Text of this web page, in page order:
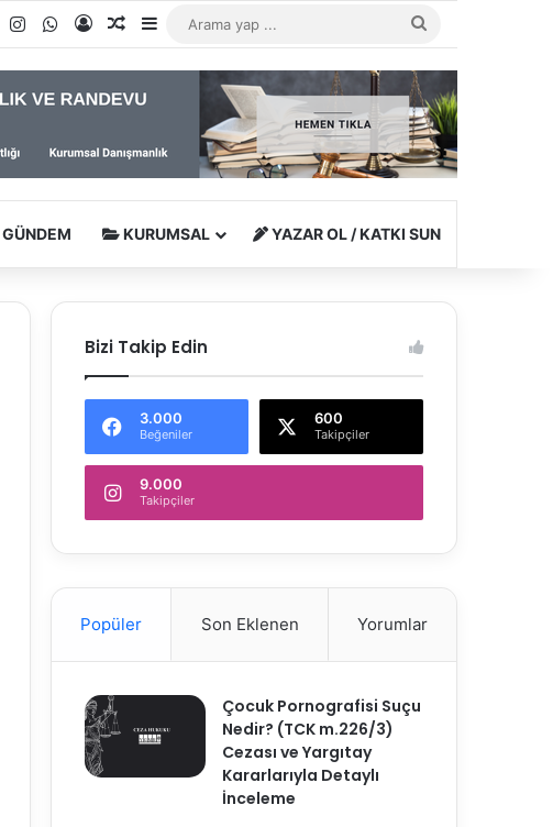
YouTubeInstagramWhatsApp
Kayıt OlRastgele Makale
Kenar Bölmesi
...
GÜNDEM KURUMSAL YAZAR OL / KATKI SUN
Bizi Takip Edin
3.000
Beğeniler
600
Takipçiler
9.000
Takipçiler
Popüler Son Eklenen Yorumlar
Çocuk Pornografisi Suçu
Nedir? (TCK m.226/3)
Cezası ve Yargıtay
Kararlarıyla Detaylı
İnceleme